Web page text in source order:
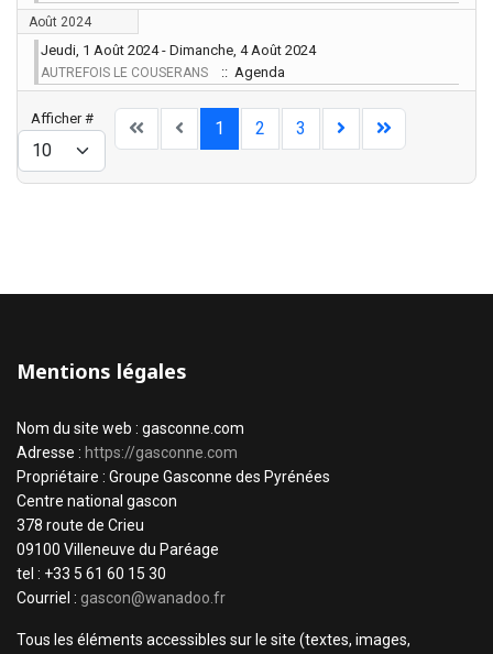
Août 2024
Jeudi, 1 Août 2024 - Dimanche, 4 Août 2024
AUTREFOIS LE COUSERANS :: Agenda
Limite de la pagination
Afficher # 1 2 3
Mentions légales
Nom du site web : gasconne.com
Adresse : https://gasconne.com
Propriétaire : Groupe Gasconne des Pyrénées
Centre national gascon
378 route de Crieu
09100 Villeneuve du Paréage
tel : +33 5 61 60 15 30
Courriel : gascon@wanadoo.fr
Tous les éléments accessibles sur le site (textes, images,